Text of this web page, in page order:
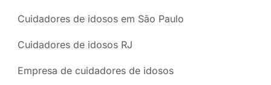
Cuidadores de idosos em São Paulo
Cuidadores de idosos RJ
Empresa de cuidadores de idosos